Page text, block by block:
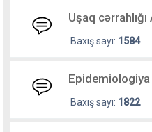
Uşaq
Baxış sayı: 1584
Epidemiologiya
Baxış sayı: 1822